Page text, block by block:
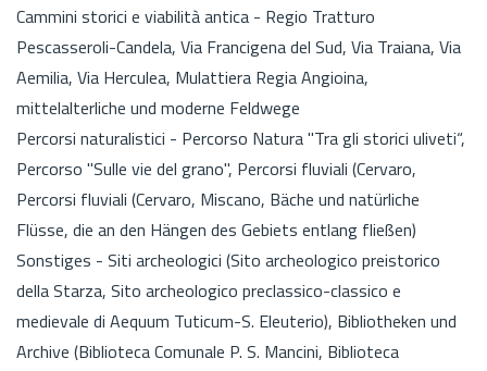
Cammini storici e viabilità antica - Regio Tratturo
Pescasseroli-Candela, Via Francigena del Sud, Via Traiana, Via
Aemilia, Via Herculea, Mulattiera Regia Angioina,
mittelalterliche und moderne Feldwege
Percorsi naturalistici - Percorso Natura "Tra gli storici uliveti“,
Percorso "Sulle vie del grano", Percorsi fluviali (Cervaro,
Percorsi fluviali (Cervaro, Miscano, Bäche und natürliche
Flüsse, die an den Hängen des Gebiets entlang fließen)
Sonstiges - Siti archeologici (Sito archeologico preistorico
della Starza, Sito archeologico preclassico-classico e
medievale di Aequum Tuticum-S. Eleuterio), Bibliotheken und
Archive (Biblioteca Comunale P. S. Mancini, Biblioteca